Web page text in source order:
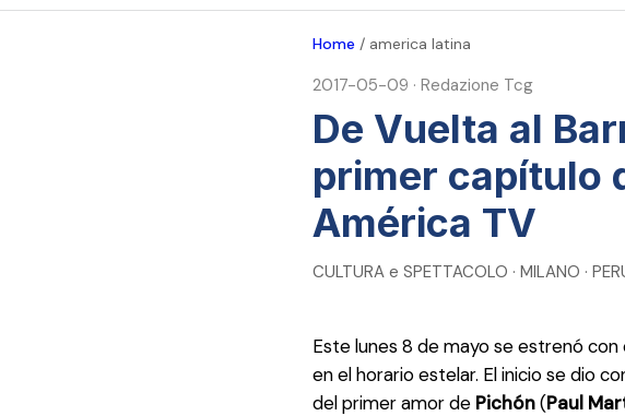
Home / america latina
2017-05-09 · Redazione Tcg
De Vuelta al
primer capítulo
América TV
CULTURA e SPETTACOLO · MILANO ·
Este lunes 8 de mayo se estrenó con
en el horario estelar. El inicio se dio
del primer amor de Pichón(Paul